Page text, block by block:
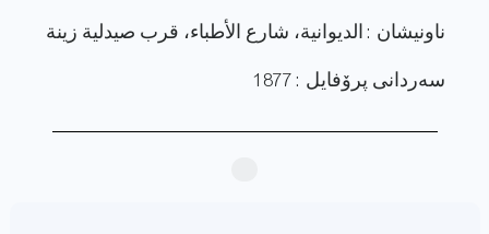
ناونيشان : الديوانية، شارع الأطباء، قرب صيدلية زينة
سەردانی پرۆفایل : 1877